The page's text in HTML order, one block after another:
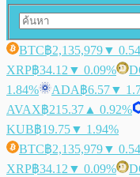
BTC฿2,135,979▼
XRP฿34.12 ▼ 0.09%
1.84%
ADA฿6.57▼
AVAX฿215.37 ▲ 0.92%
KUB฿19.75▼ 1.94%
BTC฿2,135,979▼
XRP฿34.12 ▼ 0.09%